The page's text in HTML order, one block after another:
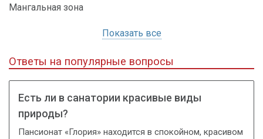
Мангальная зона
Показать все
Ответы на популярные вопросы
Есть ли в санатории красивые виды
природы?
Пансионат «Глория» находится в спокойном, красивом